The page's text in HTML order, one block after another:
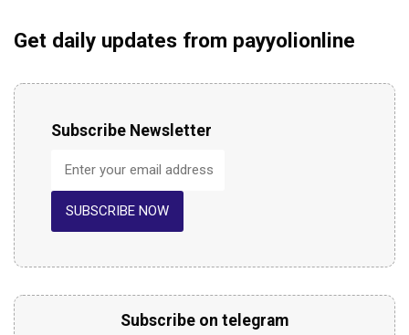
Get daily updates from payyolionline
Subscribe Newsletter
SUBSCRIBE NOW
Subscribe on telegram